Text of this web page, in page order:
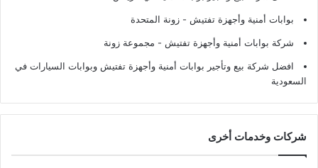
بوابات أمنية وأجهزة تفتيش - زونة المتحدة
شركة بوابات أمنية وأجهزة تفتيش - مجموعة زونة
افضل شركة بيع وتأجير بوابات أمنية وأجهزة تفتيش وبوابات السيارات في
السعودية
شركات وخدمات أخرى